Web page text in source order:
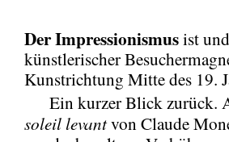
Der Impressionismusist
künstlerischer
Kunstrichtung Mitte des 19.
Ein kurzer Blick zurück.
soleil levantvon Claude